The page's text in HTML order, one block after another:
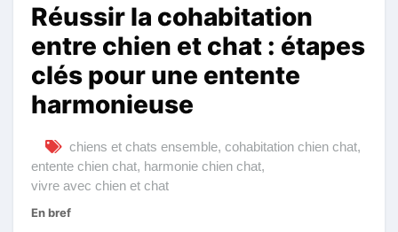
Réussir la cohabitation
entre chien et chat : étapes
clés pour une entente
harmonieuse
chiens et chats ensemble, cohabitation chien chat,
entente chien chat, harmonie chien chat,
vivre avec chien et chat
En bref